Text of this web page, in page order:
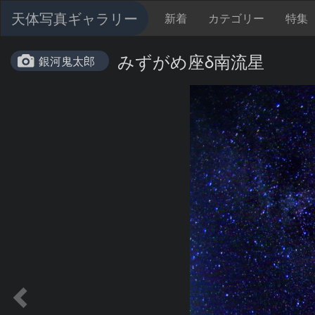
天体写真ギャラリー 新着 カテゴリー 特集
銀河鬼太郎 みずがめ座δ南流星